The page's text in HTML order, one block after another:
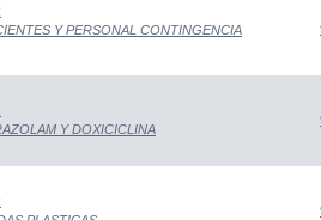
Y PERSONAL CONTINGENCIA
Y DOXICICLINA